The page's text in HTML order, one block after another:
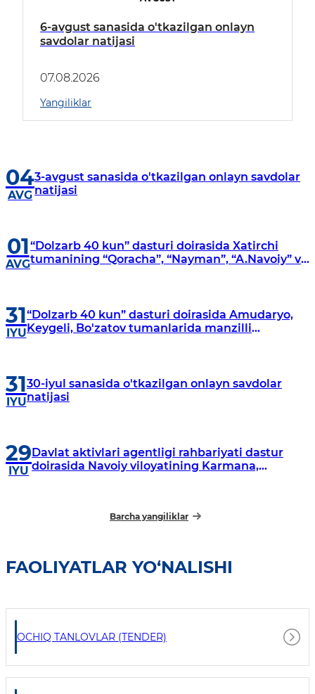
6-avgust sanasida o'tkazilgan onlayn
savdolar natijasi
07.08.2026
Yangiliklar
04
AVG
3-avgust sanasida o'tkazilgan onlayn savdolar
natijasi
01
AVG
“Dolzarb 40 kun” dasturi doirasida Xatirchi
tumanining “Qoracha”, “Nayman”, “A.Navoiy” va
31
IYU
“Dolzarb 40 kun” dasturi doirasida Amudaryo,
Keygeli, Bo'zatov tumanlarida manzilli
31
IYU
30-iyul sanasida o'tkazilgan onlayn savdolar
natijasi
29
IYU
Davlat aktivlari agentligi rahbariyati dastur
doirasida Navoiy viloyatining Karmana,
Barcha yangiliklar
FAOLIYATLAR YO‘NALISHI
OCHIQ TANLOVLAR (TENDER)